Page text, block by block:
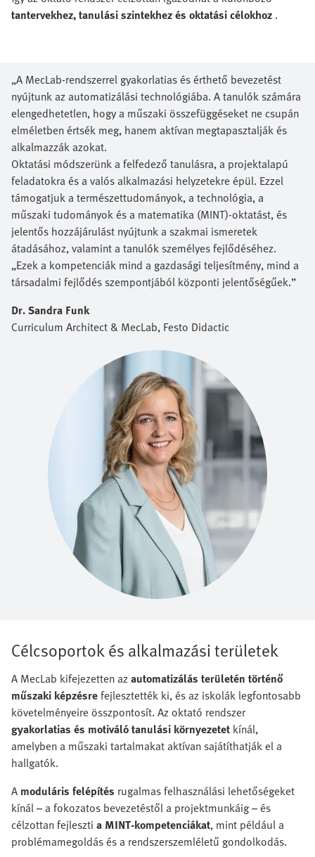
tantervekhez, tanulási szintekhez és oktatási célokhoz .
„A MecLab-rendszerrel gyakorlatias és érthető bevezetést
nyújtunk az automatizálási technológiába. A tanulók számára
elengedhetetlen, hogy a műszaki összefüggéseket ne csupán
elméletben értsék meg, hanem aktívan megtapasztalják és
alkalmazzák azokat.
Oktatási módszerünk a felfedező tanulásra, a projektalapú
feladatokra és a valós alkalmazási helyzetekre épül. Ezzel
támogatjuk a természettudományok, a technológia, a
műszaki tudományok és a matematika (MINT)‑oktatást, és
jelentős hozzájárulást nyújtunk a szakmai ismeretek
átadásához, valamint a tanulók személyes fejlődéséhez.
„Ezek a kompetenciák mind a gazdasági teljesítmény, mind a
társadalmi fejlődés szempontjából központi jelentőségűek.”
Dr. Sandra Funk
Curriculum Architect & MecLab​, Festo Didactic
Célcsoportok és alkalmazási területek
A MecLab kifejezetten azautomatizálás területén történő
műszaki képzésrefejlesztették ki, és az iskolák legfontosabb
követelményeire összpontosít. Az oktató rendszer
gyakorlatias és motiváló tanulási környezetet kínál,
amelyben a műszaki tartalmakat aktívan sajátíthatják el a
hallgatók.
A moduláris felépítés rugalmas felhasználási lehetőségeket
kínál – a fokozatos bevezetéstől a projektmunkáig – és
célzottan fejleszti a MINT-kompetenciákat, mint például a
problémamegoldás és a rendszerszemléletű gondolkodás.